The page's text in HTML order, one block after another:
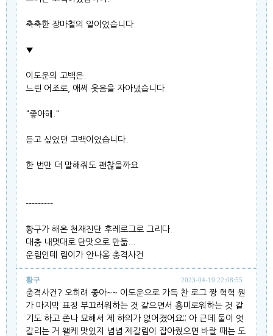
축축한 장마철의 일이었습니다.
▼
이도운의 고백은.
느린 어조로, 애써 웃음을 자아냈습니다.
"좋아해."
듣고 싶었던 고백이었습니다.
한 번만 더 말해줘도 괜찮을까요.
---------
황구가 해온 천재진단 후레로그로 그리다..
대충 내멋대로 단맛으로 만듦...
운림인데 림이가 안나옴 충격사건
황구 2023-04-19 22:08:55
충격사건? 오히려 좋아~~ 이도운으로 가득 찬 로그 짱 헉헉 뭔
가 마지막 표정 부끄러워하는 것 같으면서 흥미로워하는 것 같
기도 하고 존나 묘해서 제 하의가 없어졌어요;; 아 근데 둘이 엇
갈리는 거 왤케 맛있지 념념 제갈림이 잡아줬으면 바랄 때는 도